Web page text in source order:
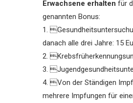
Erwachsene erhalten für
genannten Bonus:
1.
danach alle drei Jahre: 15
2.
3.
4. Von der Ständigen
mehrere Impfungen für